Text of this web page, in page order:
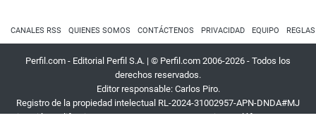
CANALES RSS QUIENES SOMOS CONTÁCTENOS PRIVACIDAD EQUIPO
Perfil.com - Editorial Perfil S.A. | © Perfil.com 2006-2026 - Todos los
derechos reservados.
Editor responsable: Carlos Piro.
Registro de la propiedad intelectual RL-2024-31002957-APN-DNDA#MJ
Dirección:California 2715,C1289ABI,CABA, Argentina| Teléfono:+54 9 11